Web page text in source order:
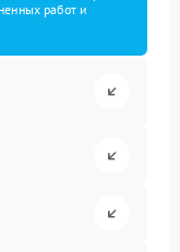
работ и